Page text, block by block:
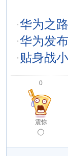
·华为之
·华为发
·贴身战
0
震惊